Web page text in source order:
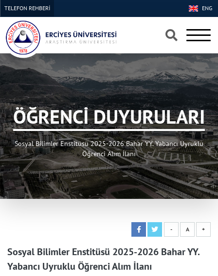
×
×
ENG
TELEFON REHBERİ
ÖĞRENCİ DUYURULARI
Sosyal Bilimler Enstitüsü 2025-2026 Bahar YY. Yabancı Uyruklu
Öğrenci Alım İlanı
- A +
Sosyal Bilimler Enstitüsü 2025-2026 Bahar YY.
Yabancı Uyruklu Öğrenci Alım İlanı